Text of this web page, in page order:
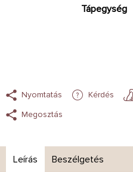
Tápegység
Nyomtatás Kérdés
Megosztás
Leírás Beszélgetés